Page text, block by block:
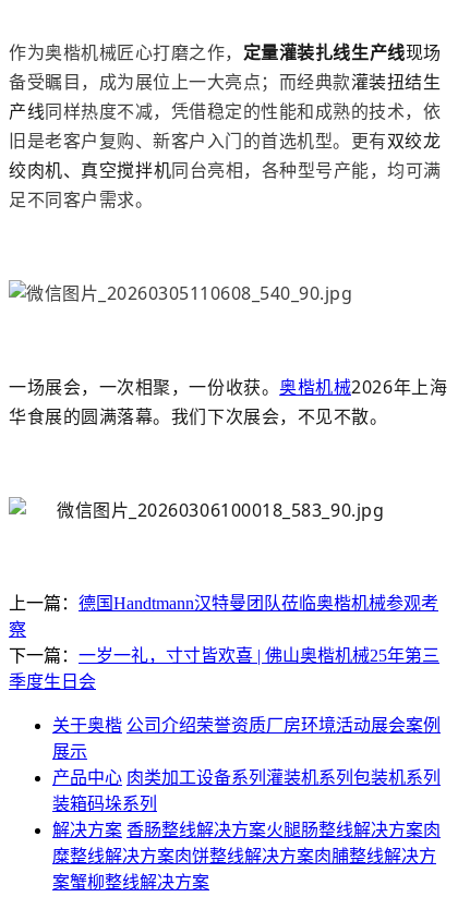
作为奥楷机械匠心打磨之作， 定量灌装扎线生产线现场
备受瞩目，成为展位上一大亮点；而经典款灌装扭结生
产线同样热度不减，凭借稳定的性能和成熟的技术，依
旧是老客户复购、新客户入门的首选机型。更有双绞龙
绞肉机、真空搅拌机同台亮相，各种型号产能，均可满
足不同客户需求。
一场展会，一次相聚，一份收获。奥楷机械2026年上海
华食展的圆满落幕。我们下次展会，不见不散。
上一篇： 德国Handtmann汉特曼团队莅临奥楷机械参观考
察
下一篇： 一岁一礼，寸寸皆欢喜 | 佛山奥楷机械25年第三
季度生日会
关于奥楷 公司介绍荣誉资质厂房环境活动展会案例
展示
产品中心 肉类加工设备系列 灌装机系列 包装机系列
装箱码垛系列
解决方案 香肠整线解决方案火腿肠整线解决方案肉
糜整线解决方案肉饼整线解决方案肉脯整线解决方
案蟹柳整线解决方案